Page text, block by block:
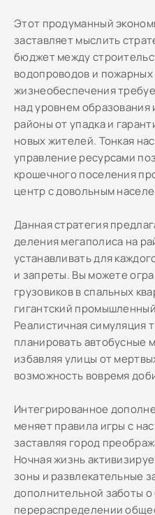
Этот продуманный
заставляет мыслить
бюджет между
водопроводов и
жизнеобеспечения
над уровнем
районы от упадка и
новых жителей. Тонкая
управление ресурсами
крошечного поселения
центр с довольным
Данная стратегия
деления мегаполиса на
устанавливать для
и запреты. Вы можете
грузовиков в спальных
гигантский
Реалистичная симуляция
планировать автобусные
избавляя улицы от
возможность вовремя
Интегрированное
меняет правила игры с
заставляя город
Ночная жизнь
зоны и развлекательные
дополнительной заботы
перераспределении